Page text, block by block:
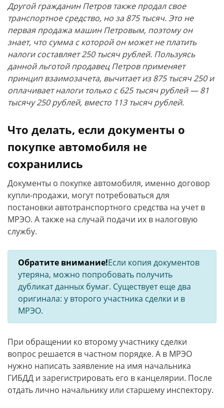
Другой гражданин Петров также продал свое
транспортное средство, но за 875 тысяч. Это не
первая продажа машин Петровым, поэтому он
знает, что сумма с которой он может не платить
налоги составляет 250 тысяч рублей. Пользуясь
данной льготой продавец Петров применяет
принцип взаимозачета, вычитает из 875 тысяч 250 и
оплачивает налоги только с 625 тысяч рублей — 81
тысячу 250 рублей, вместо 113 тысяч рублей.
Что делать, если документы о
покупке автомобиля не
сохранились
Документы о покупке автомобиля, именно договор
купли-продажи, могут потребоваться для
постановки автотранспортного средства на учет в
МРЭО. А также на случай подачи их в налоговую
службу.
Обратите внимание!Если копия документов
утеряна, можно попробовать получить
дубликат данных бумаг. Существует еще два
оригинала: у второго участника сделки и в
МРЭО.
При обращении ко второму участнику сделки
вопрос решается в частном порядке. А в МРЭО
нужно написать заявление на имя начальника
ГИБДД и зарегистрировать его в канцелярии. После
отдать лично начальнику или старшему инспектору.